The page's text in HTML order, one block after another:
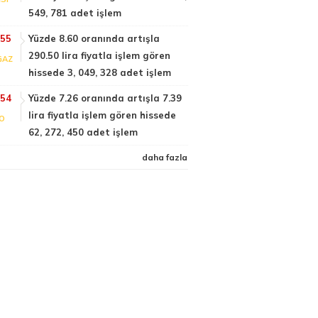
549, 781 adet işlem
Yüzde 8.60 oranında artışla
290.50 lira fiyatla işlem gören
hissede 3, 049, 328 adet işlem
Yüzde 7.26 oranında artışla 7.39
lira fiyatla işlem gören hissede
62, 272, 450 adet işlem
daha fazla